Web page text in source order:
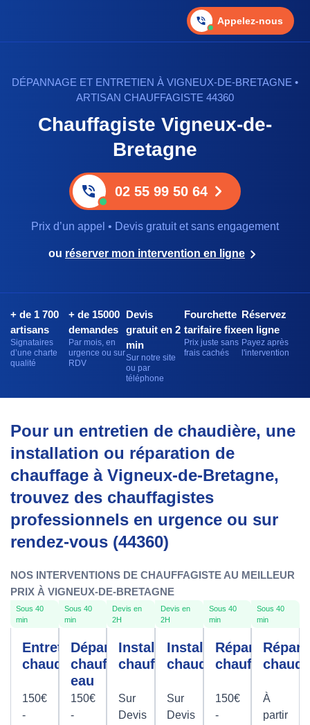
Appelez-nous
DÉPANNAGE ET ENTRETIEN À VIGNEUX-DE-BRETAGNE •
ARTISAN CHAUFFAGISTE 44360
Chauffagiste Vigneux-de-
Bretagne
02 55 99 50 64
Prix d’un appel • Devis gratuit et sans engagement
ou réserver mon intervention en ligne
+ de 1 700
artisans
Signataires
d’une charte
qualité
+ de 15000
demandes
Par mois, en
urgence ou sur
RDV
Devis
gratuit en 2
min
Sur notre site
ou par
téléphone
Fourchette
tarifaire fixe
Prix juste sans
frais cachés
Réservez
en ligne
Payez après
l'intervention
Pour un entretien de chaudière, une
installation ou réparation de
chauffage à Vigneux-de-Bretagne,
trouvez des chauffagistes
professionnels en urgence ou sur
rendez-vous (44360)
NOS INTERVENTIONS DE CHAUFFAGISTE AU MEILLEUR
PRIX À VIGNEUX-DE-BRETAGNE
Sous 40
min
Entretien
chaudière
150€
-
Sous 40
min
Dépannage
chauffe-
eau
150€
-
Devis en
2H
Installation
chauffage
Sur
Devis
Devis en
2H
Installation
chaudière
Sur
Devis
Sous 40
min
Réparation
chauffage
150€
-
Sous 40
min
À
partir